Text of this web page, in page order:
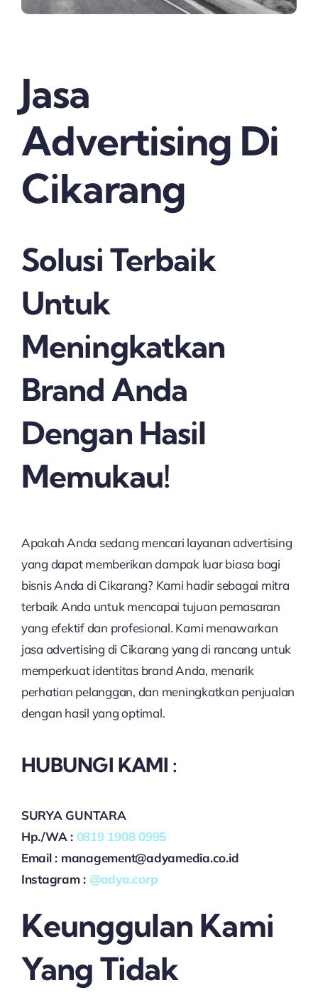
Jasa
Advertising Di
Cikarang
Solusi Terbaik
Untuk
Meningkatkan
Brand Anda
Dengan Hasil
Memukau!
Apakah Anda sedang mencari layanan advertising
yang dapat memberikan dampak luar biasa bagi
bisnis Anda di Cikarang? Kami hadir sebagai mitra
terbaik Anda untuk mencapai tujuan pemasaran
yang efektif dan profesional. Kami menawarkan
jasa advertising di Cikarang yang di rancang untuk
memperkuat identitas brand Anda, menarik
perhatian pelanggan, dan meningkatkan penjualan
dengan hasil yang optimal.
HUBUNGI KAMI :
SURYA GUNTARA
Hp./WA : 0819 1908 0995
Email : management@adyamedia.co.id
Instagram : @adya.corp
Keunggulan Kami
Yang Tidak